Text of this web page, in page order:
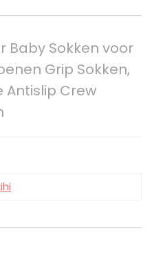
Baby Sokken voor
Grip Sokken,
Antislip Crew